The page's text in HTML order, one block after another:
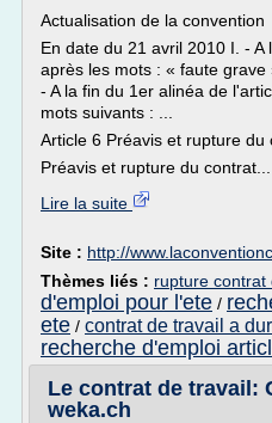
Actualisation de la convention
En date du 21 avril 2010 I. -
après les mots : « faute grave
- A la fin du 1er alinéa de
mots suivants : ...
Article 6 Préavis et rupture du
Préavis et rupture du contrat...
Lire la suite
Site : http://
Thèmes liés : rupture contrat
d'emploi pour l'ete /
ete / contrat de travail a
recherche d'emploi
Le contrat de travail:
weka.ch